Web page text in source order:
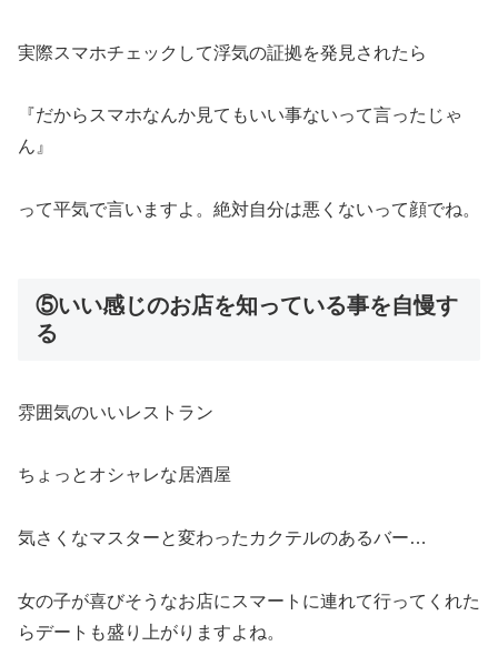
実際スマホチェックして浮気の証拠を発見されたら
『だからスマホなんか見てもいい事ないって言ったじゃ
ん』
って平気で言いますよ。絶対自分は悪くないって顔でね。
⑤いい感じのお店を知っている事を自慢す
る
雰囲気のいいレストラン
ちょっとオシャレな居酒屋
気さくなマスターと変わったカクテルのあるバー…
女の子が喜びそうなお店にスマートに連れて行ってくれた
らデートも盛り上がりますよね。